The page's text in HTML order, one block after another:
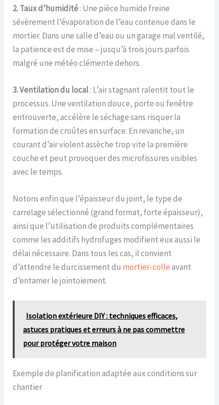
2. Taux d’humidité: Une pièce humide freine
sévèrement l’évaporation de l’eau contenue dans le
mortier. Dans une salle d’eau ou un garage mal ventilé,
la patience est de mise – jusqu’à trois jours parfois
malgré une météo clémente dehors.
3. Ventilation du local: L’air stagnant ralentit tout le
processus. Une ventilation douce, porte ou fenêtre
entrouverte, accélère le séchage sans risquer la
formation de croûtes en surface. En revanche, un
courant d’air violent assèche trop vite la première
couche et peut provoquer des microfissures visibles
avec le temps.
Notons enfin que l’épaisseur du joint, le type de
carrelage sélectionné (grand format, forte épaisseur),
ainsi que l’utilisation de produits complémentaires
comme les additifs hydrofuges modifient eux aussi le
délai nécessaire. Dans tous les cas, il convient
d’attendre le durcissement du mortier-colleavant
d’entamer le jointoiement.
Isolation extérieure DIY : techniques efficaces,
astuces pratiques et erreurs à ne pas commettre
pour protéger votre maison
Exemple de planification adaptée aux conditions sur
chantier